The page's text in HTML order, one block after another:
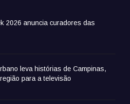
2026 anuncia curadores das
leva histórias de Campinas,
para a televisão